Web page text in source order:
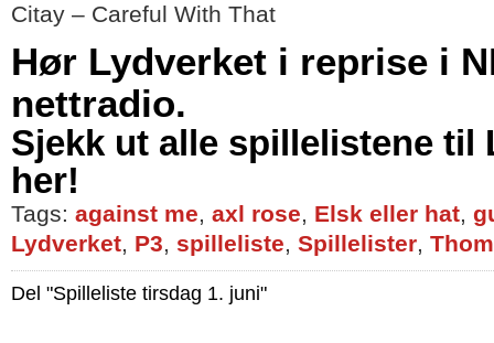
Citay – Careful With That
Hør Lydverket i reprise i
nettradio.
Sjekk ut alle spillelistene til
her!
Tags: against me, axl rose, Elsk eller hat,
Lydverket, P3, spilleliste, Spillelister,
Del "Spilleliste tirsdag 1. juni"